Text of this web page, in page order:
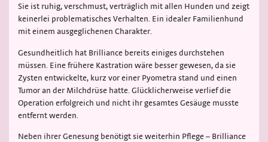
Sie ist ruhig, verschmust, verträglich mit allen Hunden und zeigt
keinerlei problematisches Verhalten. Ein idealer Familienhund
mit einem ausgeglichenen Charakter.
Gesundheitlich hat Brilliance bereits einiges durchstehen
müssen. Eine frühere Kastration wäre besser gewesen, da sie
Zysten entwickelte, kurz vor einer Pyometra stand und einen
Tumor an der Milchdrüse hatte. Glücklicherweise verlief die
Operation erfolgreich und nicht ihr gesamtes Gesäuge musste
entfernt werden.
Neben ihrer Genesung benötigt sie weiterhin Pflege – Brilliance